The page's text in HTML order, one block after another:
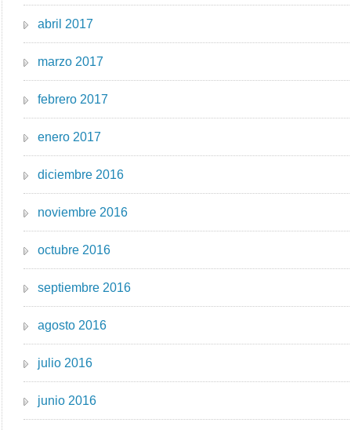
abril 2017
marzo 2017
febrero 2017
enero 2017
diciembre 2016
noviembre 2016
octubre 2016
septiembre 2016
agosto 2016
julio 2016
junio 2016